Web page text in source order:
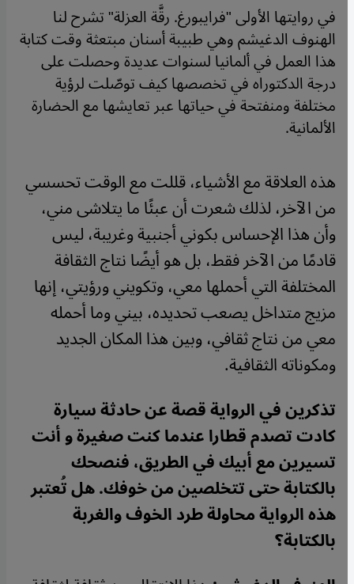
في روايتها الأولى "فرايبورغ. رقَّة العزلة" تشرح لنا
الهنوف الدغيشم وهي طبيبة أسنان مبتعثة وقت كتابة
هذا العمل في ألمانيا لسنوات عديدة وحصلت على
درجة الدكتوراه في تخصصها كيف توصّلت لرؤية
مختلفة ومنفتحة في حياتها عبر تعايشها مع الحضارة
الألمانية.
هذه العلاقة مع الأشياء، قللت مع الوقت تحسسي
من الآخر، لذلك شعرت أن عبئًا ما يتلاشى مني،
وأن هذا الإحساس بكوني أجنبية وغريبة، ليس
قادمًا من الآخر فقط، بل هو أيضًا نتاج الثقافة
المختلفة التي أحملها معي، وتكويني ورؤيتي، إنها
مزيج متداخل يصعب تحديده، بيني وما أحمله
معي من نتاج ثقافي، وبين هذا المكان الجديد
ومكوناته الثقافية.
تذكرين في الرواية قصة عن حادثة سيارة
كادت تصدم قطارا عندما كنت صغيرة و أنت
تسيرين مع أبيك في الطريق، فنصحك
بالكتابة حتى تتخلصين من خوفك. هل تُعتبر
هذه الرواية محاولة طرد الخوف والغربة
بالكتابة؟